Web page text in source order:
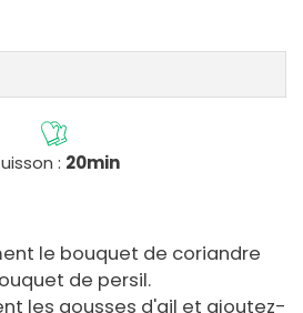
: 20min
le bouquet de coriandre
de persil.
les gousses d'ail et ajoutez-